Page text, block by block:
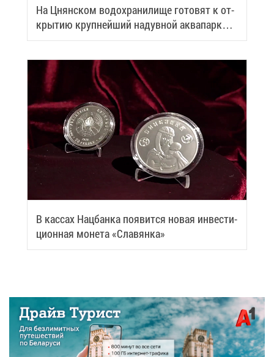
На Цнян­ском во­до­хра­ни­ли­ще го­то­вят к от­
кры­тию круп­ней­ший на­дув­ной ак­ва­парк
Бе­ла­ру­си
В кас­сах Нац­бан­ка по­явит­ся но­вая ин­ве­сти­
ци­он­ная мо­не­та «Сла­вян­ка»